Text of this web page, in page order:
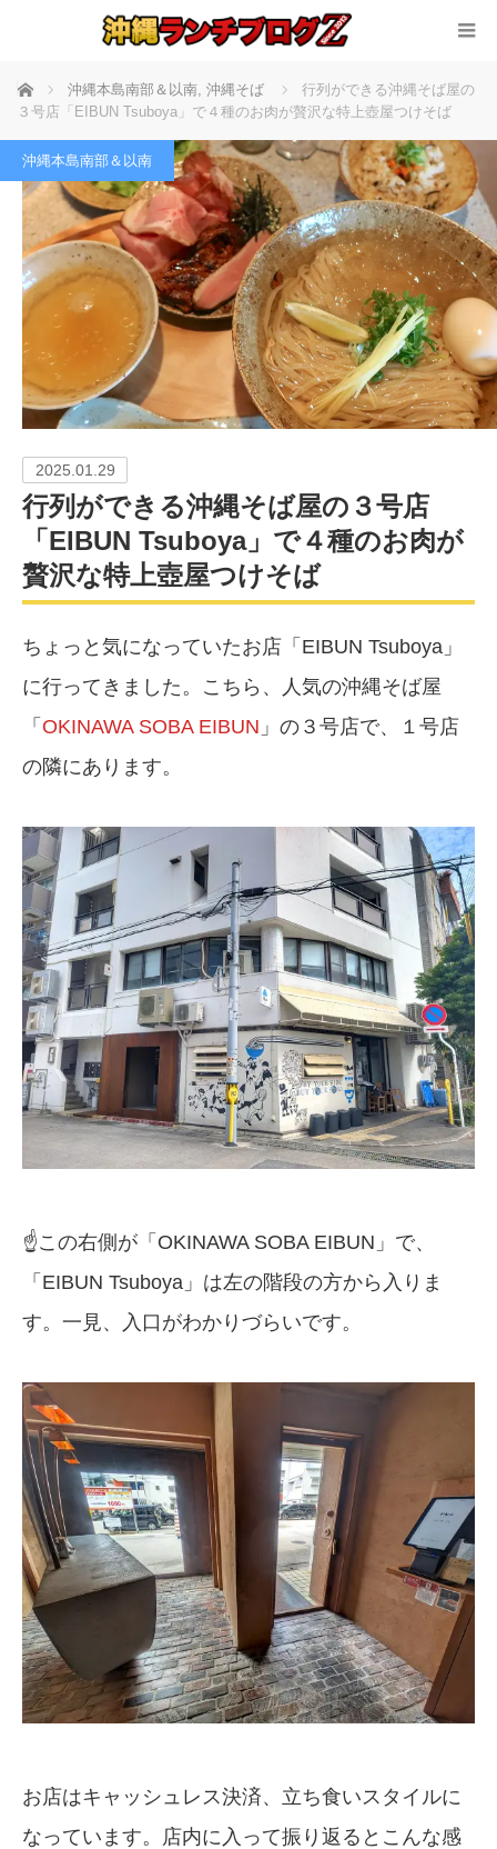
ホーム 沖縄本島南部＆以南, 沖縄そば
行列ができる沖縄そば屋の
３号店「EIBUN Tsuboya」で４種のお肉が贅沢な特上壺屋つけそば
沖縄本島南部＆以南
2025.01.29
行列ができる沖縄そば屋の３号店
「EIBUN Tsuboya」で４種のお肉が
贅沢な特上壺屋つけそば
ちょっと気になっていたお店「EIBUN Tsuboya」
に行ってきました。こちら、人気の沖縄そば屋
「 OKINAWA SOBA EIBUN 」の３号店で、１号店
の隣にあります。
☝️この右側が「OKINAWA SOBA EIBUN」で、
「EIBUN Tsuboya」は左の階段の方から入りま
す。一見、入口がわかりづらいです。
お店はキャッシュレス決済、立ち食いスタイルに
なっています。店内に入って振り返るとこんな感